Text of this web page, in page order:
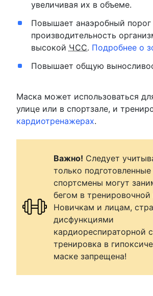
увеличивая их в объеме.
Повышает анаэробный порог
производительность
высокой ЧСС. Подробнее о
Повышает общую
Маска может использоваться
улице или в спортзале, и
кардиотренажерах.
Важно! Следует
только
спортсмены могут
бегом в тренировочной
Новичкам и лицам,
дисфункциями
кардиореспираторной
тренировка в
маске запрещена!